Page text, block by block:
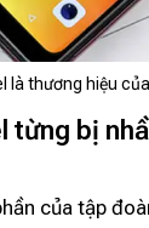
là thương hiệu
từng bị
của tập